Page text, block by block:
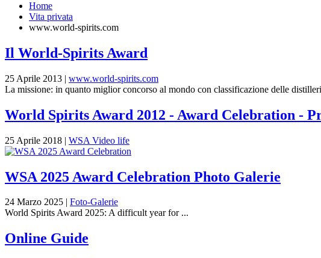
Home
Vita privata
www.world-spirits.com
Il World-Spirits Award
25 Aprile 2013 | www.world-spirits.com
La missione: in quanto miglior concorso al mondo con classificazione delle
World Spirits Award 2012 - Award Celebration -
25 Aprile 2018 | WSA Video life
WSA 2025 Award Celebration Photo Galerie
24 Marzo 2025 | Foto-Galerie
World Spirits Award 2025: A difficult year for ...
Online Guide